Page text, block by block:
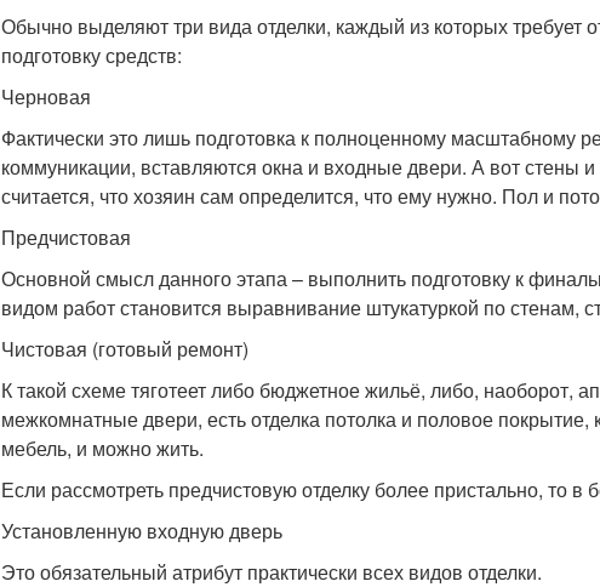
Обычно выделяют три вида отделки, каждый из которых
подготовку средств:
Черновая
Фактически это лишь подготовка к полноценному масштабному
коммуникации, вставляются окна и входные двери. А вот стены
считается, что хозяин сам определится, что ему нужно. Пол и
Предчистовая
Основной смысл данного этапа – выполнить подготовку к
видом работ становится выравнивание штукатуркой по стенам,
Чистовая (готовый ремонт)
К такой схеме тяготеет либо бюджетное жильё, либо, наоборот,
межкомнатные двери, есть отделка потолка и половое покрытие,
мебель, и можно жить.
Если рассмотреть предчистовую отделку более пристально, то в
Установленную входную дверь
Это обязательный атрибут практически всех видов отделки.